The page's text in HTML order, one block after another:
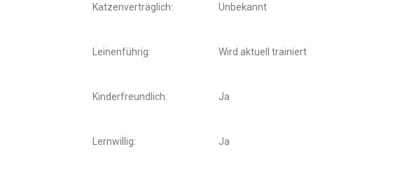
Katzenverträglich: Unbekannt
Leinenführig: Wird aktuell trainiert
Kinderfreundlich: Ja
Lernwillig: Ja